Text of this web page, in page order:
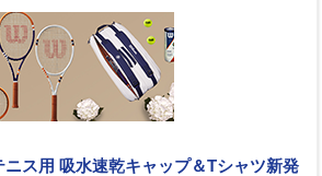
ニス用 吸水速乾キャップ＆Tシャツ新発